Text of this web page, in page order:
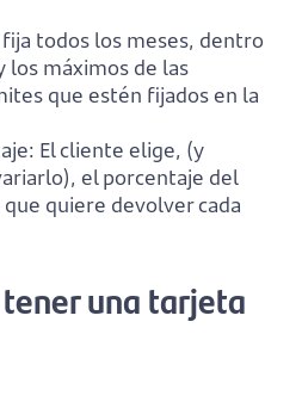
fija todos los meses, dentro
los máximos de las
que estén fijados en la
El cliente elige, (y
el porcentaje del
quiere devolver cada
una tarjeta